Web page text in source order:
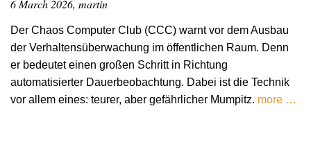
6 March 2026, martin
Der Chaos Computer Club (CCC) warnt vor dem Ausbau
der Verhaltensüberwachung im öffentlichen Raum. Denn
er bedeutet einen großen Schritt in Richtung
automatisierter Dauerbeobachtung. Dabei ist die Technik
vor allem eines: teurer, aber gefährlicher Mumpitz. more …